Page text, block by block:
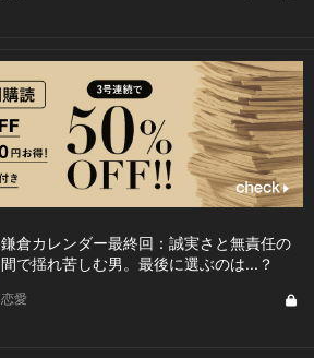
鎌倉カレンダー最終回：誠実さと無責任の
間で揺れ苦しむ男。最後に選ぶのは...？
恋愛